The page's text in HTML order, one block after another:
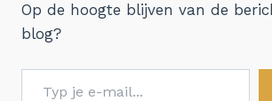
Op de hoogte blijven van de
blog?
Typ je e-mail...